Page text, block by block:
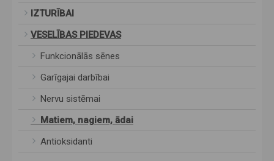
IZTURĪBAI
VESELĪBAS PIEDEVAS
Funkcionālās sēnes
Garīgajai darbībai
Nervu sistēmai
Matiem, nagiem, ādai
Antioksidanti